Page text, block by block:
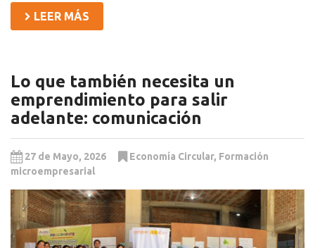
LEER MÁS
Lo que también necesita un
emprendimiento para salir
adelante: comunicación
27 de Mayo, 2026 Economía Circular, Formación
microempresarial